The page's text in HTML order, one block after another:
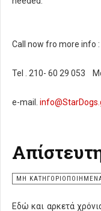
Call now fro more info :
Tel . 210- 60 29 053
e-mail.
ΜΗ
Εδώ και αρκετά